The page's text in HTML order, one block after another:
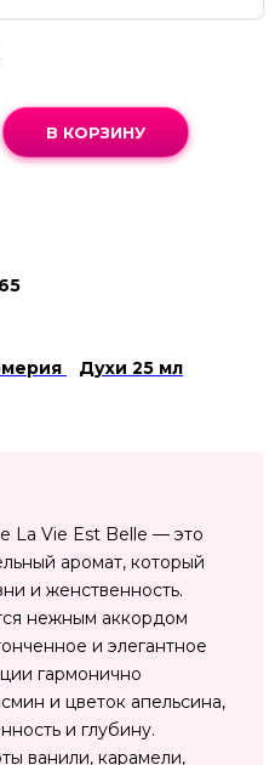
В КОРЗИНУ
Духи 25 мл
La Vie Est Belle — это
аромат, который
и женственность.
нежным аккордом
и элегантное
гармонично
и цветок апельсина,
и глубину.
ванили, карамели,